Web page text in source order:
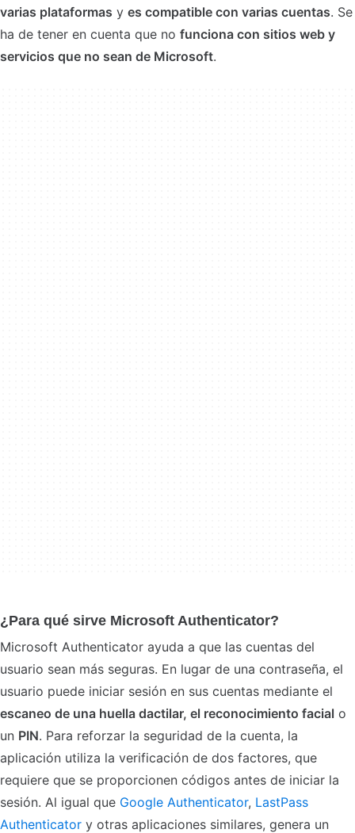
varias plataformas y es compatible con varias cuentas. Se
ha de tener en cuenta que no funciona con sitios web y
servicios que no sean de Microsoft.
¿Para qué sirve Microsoft Authenticator?
Microsoft Authenticator ayuda a que las cuentas del
usuario sean más seguras. En lugar de una contraseña, el
usuario puede iniciar sesión en sus cuentas mediante el
escaneo de una huella dactilar, el reconocimiento facial o
un PIN. Para reforzar la seguridad de la cuenta, la
aplicación utiliza la verificación de dos factores, que
requiere que se proporcionen códigos antes de iniciar la
sesión. Al igual que Google Authenticator, LastPass
Authenticator y otras aplicaciones similares, genera un